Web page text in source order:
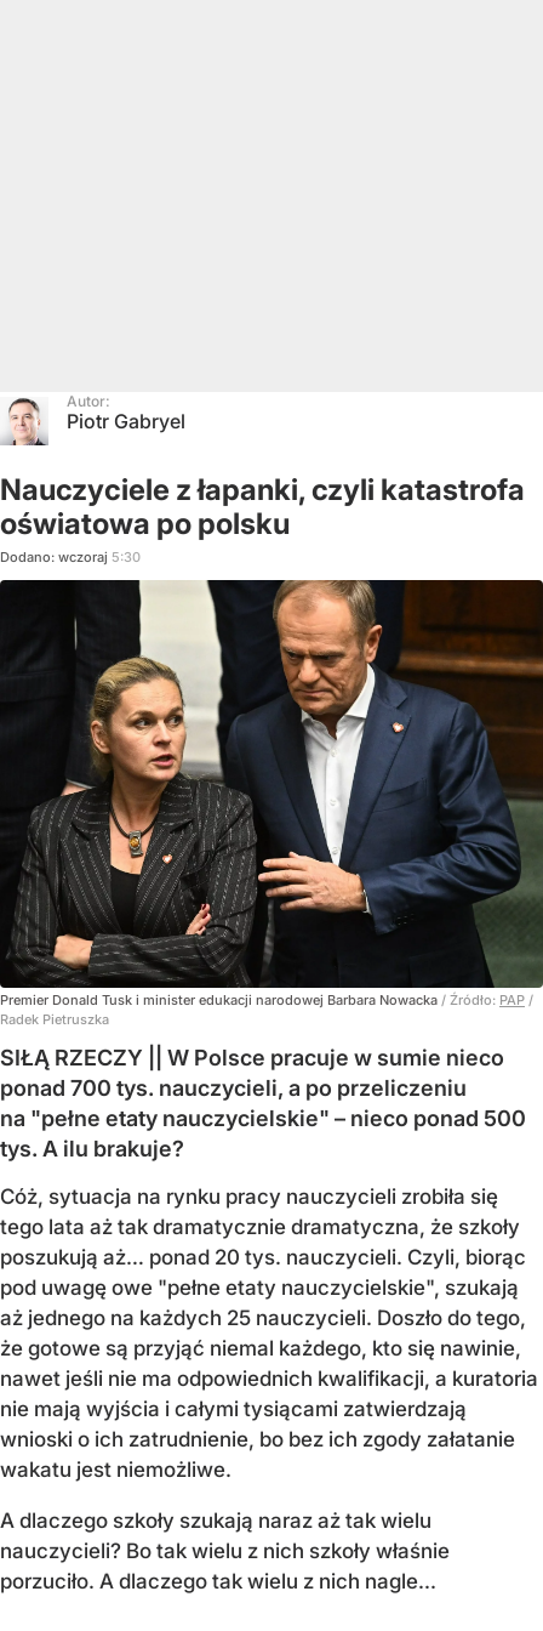
Autor:
Piotr Gabryel
Nauczyciele z łapanki, czyli katastrofa
oświatowa po polsku
Dodano: wczoraj 5:30
Premier Donald Tusk i minister edukacji narodowej Barbara Nowacka / Źródło: PAP /
Radek Pietruszka
SIŁĄ RZECZY || W Polsce pracuje w sumie nieco
ponad 700 tys. nauczycieli, a po przeliczeniu
na "pełne etaty nauczycielskie" – nieco ponad 500
tys. A ilu brakuje?
Cóż, sytuacja na rynku pracy nauczycieli zrobiła się
tego lata aż tak dramatycznie dramatyczna, że szkoły
poszukują aż… ponad 20 tys. nauczycieli. Czyli, biorąc
pod uwagę owe "pełne etaty nauczycielskie", szukają
aż jednego na każdych 25 nauczycieli. Doszło do tego,
że gotowe są przyjąć niemal każdego, kto się nawinie,
nawet jeśli nie ma odpowiednich kwalifikacji, a kuratoria
nie mają wyjścia i całymi tysiącami zatwierdzają
wnioski o ich zatrudnienie, bo bez ich zgody załatanie
wakatu jest niemożliwe.
A dlaczego szkoły szukają naraz aż tak wielu
nauczycieli? Bo tak wielu z nich szkoły właśnie
porzuciło. A dlaczego tak wielu z nich nagle...